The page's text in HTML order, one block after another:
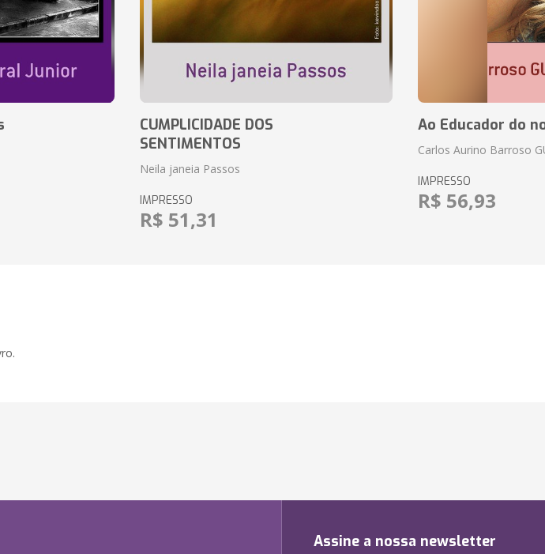
CUMPLICIDADE DOS
SENTIMENTOS
Neila janeia Passos
IMPRESSO
R$ 51,31
Ao Educador do
Carlos Aurino Barroso
IMPRESSO
R$ 56,93
Assine a nossa newsletter